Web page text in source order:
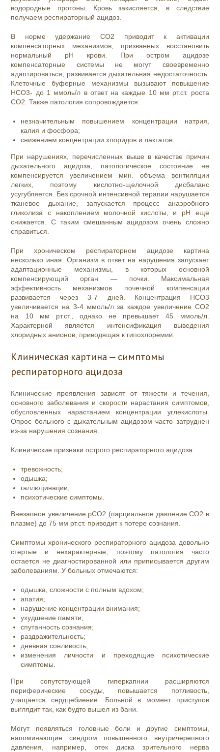
водородные протоны. Кровь закисляется, в следствие
получаем респираторный ацидоз.
В норме удержание CO2 приводит к активации
компенсаторных механизмов, призванных восстановить
нормальный рН крови. При остром ацидозе
компенсаторные системы не могут своевременно
адаптироваться, развивается дыхательная недостаточность.
Клеточные буферные механизмы вызывают повышение
HCO3- дo 1 ммоль/л в ответ на каждые 10 мм рт.ст. роста
СО2. Также патология сопровождается:
незначительным повышением концентрации натрия,
калия и фосфора;
снижением концентрации хлоридов и лактатов.
При нарушениях, перечисленных выше в качестве причин
дыхательного ацидоза, патологическое состояние не
компенсируется увеличением мин. объема вентиляции
легких, поэтому кислотно-щелочной дисбаланс
усугубляется. Без срочной интенсивной терапии нарушается
тканевое дыхание, запускается процесс анаэробного
гликолиза с накоплением молочной кислоты, и рН еще
снижается. С таким смешанным ацидозом очень сложно
справиться.
При хроническом респираторном ацидозе картина
несколько иная. Организм в ответ на нарушения запускает
адаптационные механизмы, в которых основной
компенсирующий орган — почки. Максимальная
эффективность механизмов почечной компенсации
развивается через 3-7 дней. Концентрация HCO3
увеличивается на 3-4 ммоль/л за каждое увеличение СО2
на 10 мм рт.ст., однако не превышает 45 ммоль/л.
Характерной является интенсификация выведения
хлоридных анионов, приводящая к гипохлоремии.
Клиническая картина — симптомы
респираторного ацидоза
Клинические проявления зависят от тяжести и течения,
основного заболевания и скорости нарастания симптомов,
обусловленных нарастанием концентрации углекислоты.
Опрос больного с дыхательным ацидозом часто затруднен
из-за нарушения сознания.
Клинические признаки острого респираторного ацидоза:
тревожность;
одышка;
галлюцинации;
психотические симптомы.
Внезапное увеличение pCO2 (парциальное давление CO2 в
плазме) до 75 мм рт.ст. приводит к потере сознания.
Симптомы хронического респираторного ацидоза довольно
стертые и нехарактерные, поэтому патология часто
остается не диагностированной или приписывается другим
заболеваниям. У больных отмечаются:
одышка, сложности с полным вдохом;
апатия;
нарушение концентрации внимания;
ухудшение памяти;
спутанность сознания;
раздражительность;
дневная сонливость;
изменения личности и преходящие психотические
симптомы.
При сопутствующей гиперкапнии расширяются
периферические сосуды, повышается потливость,
учащается сердцебиение. Больной в момент приступов
выглядит так, как будто вышел из бани.
Могут появляться головные боли и другие симптомы,
напоминающие синдром повышенного внутричерепного
давления, например, отек диска зрительного нерва